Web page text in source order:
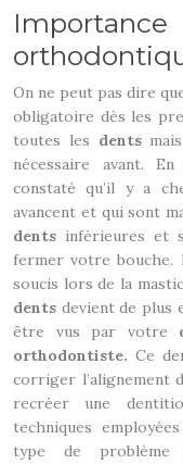
On ne peut pas dire
obligatoire dès les
toutes les dentsmais
nécessaire avant.
constaté qu’il y a
avancent et qui sont
dents inférieures et
fermer votre bouche.
soucis lors de la
dents devient de plus
être vus par votre
orthodontiste. Ce
corriger l’alignement
recréer une
techniques
type de problème